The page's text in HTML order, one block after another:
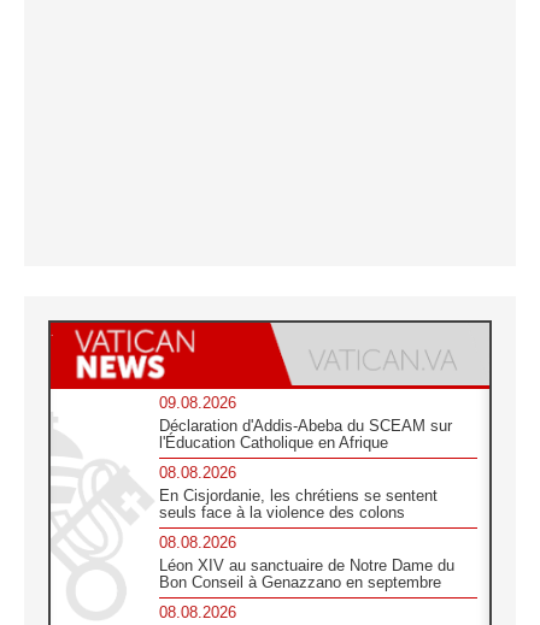
09.08.2026
Déclaration d'Addis-Abeba du SCEAM sur
l'Éducation Catholique en Afrique
08.08.2026
En Cisjordanie, les chrétiens se sentent
seuls face à la violence des colons
08.08.2026
Léon XIV au sanctuaire de Notre Dame du
Bon Conseil à Genazzano en septembre
08.08.2026